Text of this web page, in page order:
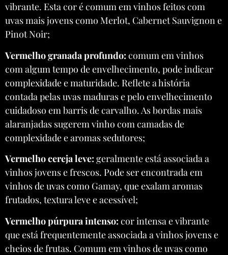
vibrante. Esta cor é comum em vinhos feitos com
uvas mais jovens como Merlot, Cabernet Sauvignon e
Pinot Noir;
Vermelho granada profundo: comum em vinhos
com algum tempo de envelhecimento, pode indicar
complexidade e maturidade. Reflete a história
contada pelas uvas maduras e pelo envelhecimento
cuidadoso em barris de carvalho. As bordas mais
alaranjadas sugerem vinho com camadas de
complexidade e aromas sedutores;
Vermelho cereja leve: geralmente está associada a
vinhos jovens e frescos. Pode ser encontrada em
vinhos de uvas como Gamay, que exalam aromas
frutados, textura leve e acessível;
Vermelho púrpura intenso: cor intensa e vibrante
que está frequentemente associada a vinhos jovens e
cheios de frutas. Comum em vinhos de uvas como